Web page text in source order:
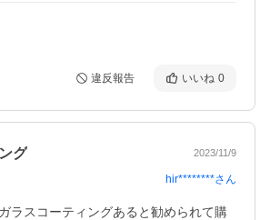
違反報告 いいね 0
グ 2023/11/9
hir********さん
ラスコーティングあると勧められて購